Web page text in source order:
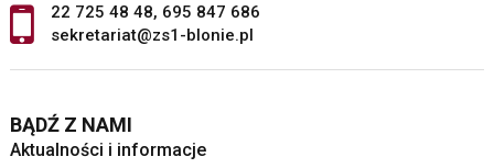
22 725 48 48, 695 847 686
sekretariat@zs1-blonie.pl
BĄDŹ Z NAMI
Aktualności i informacje